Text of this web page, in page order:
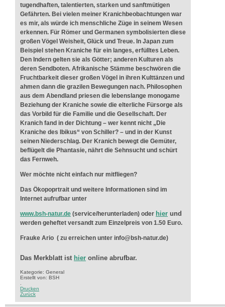
tugendhaften, talentierten, starken und sanftmütigen
Gefährten. Bei vielen meiner Kranichbeobachtungen war
es mir, als würde ich menschliche Züge in seinem Wesen
erkennen. Für Römer und Germanen symbolisierten diese
großen Vögel Weisheit, Glück und Treue. In Japan zum
Beispiel stehen Kraniche für ein langes, erfülltes Leben.
Den Indern gelten sie als Götter; anderen Kulturen als
deren Sendboten. Afrikanische Stämme beschwören die
Fruchtbarkeit dieser großen Vögel in ihren Kulttänzen und
ahmen dann die grazilen Bewegungen nach. Philosophen
aus dem Abendland priesen die lebenslange monogame
Beziehung der Kraniche sowie die elterliche Fürsorge als
das Vorbild für die Familie und die Gesellschaft. Der
Kranich fand in der Dichtung – wer kennt nicht „Die
Kraniche des Ibikus“ von Schiller? – und in der Kunst
seinen Niederschlag. Der Kranich bewegt die Gemüter,
beflügelt die Phantasie, nährt die Sehnsucht und schürt
das Fernweh.
Wer möchte nicht einfach nur mitfliegen?
Das Ökopoprtrait und weitere Informationen sind im
Internet aufrufbar unter
www.bsh-natur.de (service/herunterladen) oder hier und
werden geheftet versandt zum Einzelpreis von 1.50 Euro.
Frauke Ario ( zu erreichen unter info@bsh-natur.de)
Das Merkblatt ist hier online abrufbar.
Kategorie: General
Erstellt von: BSH
Drucken
Zurück